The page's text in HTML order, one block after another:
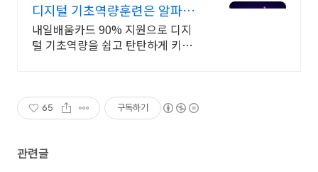
디지털 기초역량훈련은 알파코
AI 어플리케이션 개발
내일배움카드 90% 지원으로 디지
털 기초역량을 쉽고 탄탄하게 키워
65 구독하기
관련글